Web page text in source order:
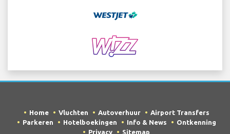
Home Vluchten Autoverhuur
Airport Transfers
Parkeren
Hotelboekingen Info & News
Ontkenning
Privacy
Sitemap